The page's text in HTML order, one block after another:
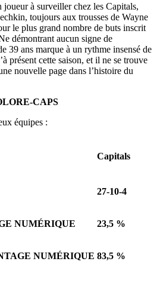
joueur à surveiller chez les Capitals,
toujours aux trousses de Wayne
le plus grand nombre de buts inscrit
démontrant aucun signe de
39 ans marque à un rythme insensé de
présent cette saison, et il ne se trouve
nouvelle page dans l’histoire du
CAPS
équipes :
Capitals
27-10-4
NUMÉRIQUE 23,5 %
NUMÉRIQUE 83,5 %